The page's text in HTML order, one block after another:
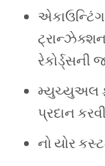
રેકોર્ડ્સની
મ્યુચ્યુઅલ
પ્રદાન કરવી
નો યોર